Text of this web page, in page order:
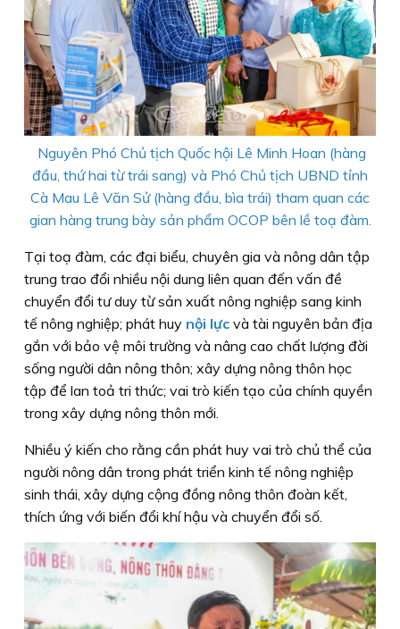
Nguyên Phó Chủ tịch Quốc hội Lê Minh Hoan (hàng
đầu, thứ hai từ trái sang) và Phó Chủ tịch UBND tỉnh
Cà Mau Lê Văn Sử (hàng đầu, bìa trái) tham quan các
gian hàng trung bày sản phẩm OCOP bên lề toạ đàm.
Tại toạ đàm, các đại biểu, chuyên gia và nông dân tập
trung trao đổi nhiều nội dung liên quan đến vấn đề
chuyển đổi tư duy từ sản xuất nông nghiệp sang kinh
tế nông nghiệp; phát huy nội lực và tài nguyên bản địa
gắn với bảo vệ môi trường và nâng cao chất lượng đời
sống người dân nông thôn; xây dựng nông thôn học
tập để lan toả tri thức; vai trò kiến tạo của chính quyền
trong xây dựng nông thôn mới.
Nhiều ý kiến cho rằng cần phát huy vai trò chủ thể của
người nông dân trong phát triển kinh tế nông nghiệp
sinh thái, xây dựng cộng đồng nông thôn đoàn kết,
thích ứng với biến đổi khí hậu và chuyển đổi số.